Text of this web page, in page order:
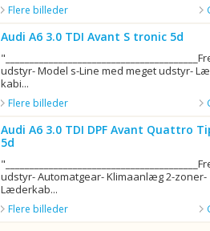
Flere billeder
Audi A6 3.0 TDI Avant S tronic 5d
udstyr- Model s-Line med meget udstyr-
kabi...
Flere billeder
Audi A6 3.0 TDI DPF Avant Quattro
5d
udstyr- Automatgear- Klimaanlæg 2-zoner-
Læderkab...
Flere billeder